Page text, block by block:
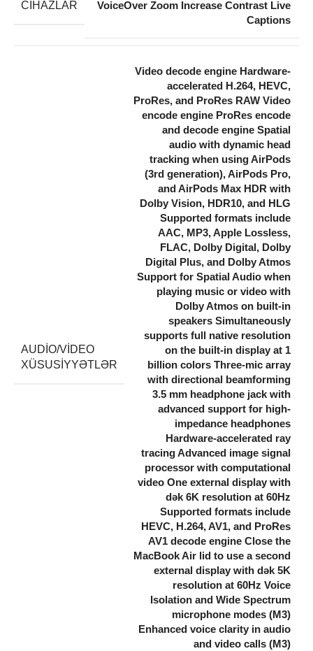
CIHAZLAR
VoiceOver Zoom Increase Contrast Live
Captions
AUDIO/VIDEO
XÜSUSIYYƏTLƏR
Video decode engine Hardware-
accelerated H.264, HEVC,
ProRes, and ProRes RAW Video
encode engine ProRes encode
and decode engine Spatial
audio with dynamic head
tracking when using AirPods
(3rd generation), AirPods Pro,
and AirPods Max HDR with
Dolby Vision, HDR10, and HLG
Supported formats include
AAC, MP3, Apple Lossless,
FLAC, Dolby Digital, Dolby
Digital Plus, and Dolby Atmos
Support for Spatial Audio when
playing music or video with
Dolby Atmos on built-in
speakers Simultaneously
supports full native resolution
on the built-in display at 1
billion colors Three-mic array
with directional beamforming
3.5 mm headphone jack with
advanced support for high-
impedance headphones
Hardware-accelerated ray
tracing Advanced image signal
processor with computational
video One external display with
dək 6K resolution at 60Hz
Supported formats include
HEVC, H.264, AV1, and ProRes
AV1 decode engine Close the
MacBook Air lid to use a second
external display with dək 5K
resolution at 60Hz Voice
Isolation and Wide Spectrum
microphone modes (M3)
Enhanced voice clarity in audio
and video calls (M3)